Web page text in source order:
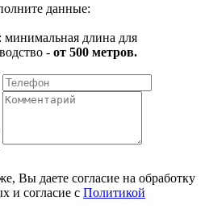
данные:
длина для
- от 500 метров.
Вы даете согласие на обработку
и согласие с Политикой